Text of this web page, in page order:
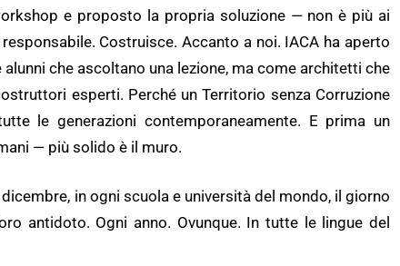
e proposto la propria soluzione — non è più ai
Costruisce. Accanto a noi. IACA ha aperto
che ascoltano una lezione, ma come architetti che
esperti. Perché un Territorio senza Corruzione
le generazioni contemporaneamente. E prima un
— più solido è il muro.
in ogni scuola e università del mondo, il giorno
antidoto. Ogni anno. Ovunque. In tutte le lingue del